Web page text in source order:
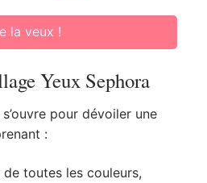
la veux !
Yeux Sephora
pour dévoiler une
:
toutes les couleurs,